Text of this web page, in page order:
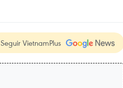
Seguir VietnamPlus